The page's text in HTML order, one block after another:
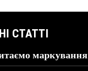
СТАТТІ
маркування